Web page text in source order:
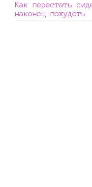
Как перестать
наконец похудеть